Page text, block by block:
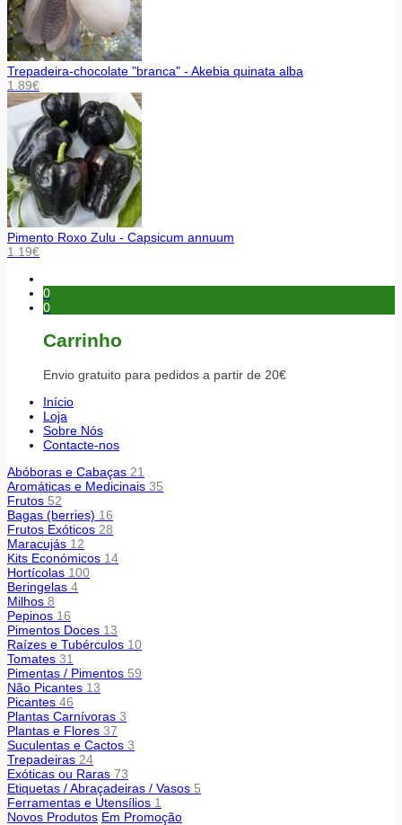
Trepadeira-chocolate "branca" - Akebia quinata alba
1.89€
Pimento Roxo Zulu - Capsicum annuum
1.19€
0
0
Carrinho
Envio gratuito para pedidos a partir de 20€
Início
Loja
Sobre Nós
Contacte-nos
Abóboras e Cabaças 21
Aromáticas e Medicinais 35
Frutos 52
Bagas (berries) 16
Frutos Exóticos 28
Maracujás 12
Kits Económicos 14
Hortícolas 100
Beringelas 4
Milhos 8
Pepinos 16
Pimentos Doces 13
Raízes e Tubérculos 10
Tomates 31
Pimentas / Pimentos 59
Não Picantes 13
Picantes 46
Plantas Carnívoras 3
Plantas e Flores 37
Suculentas e Cactos 3
Trepadeiras 24
Exóticas ou Raras 73
Etiquetas / Abraçadeiras / Vasos 5
Ferramentas e Utensílios 1
Novos Produtos Em Promoção